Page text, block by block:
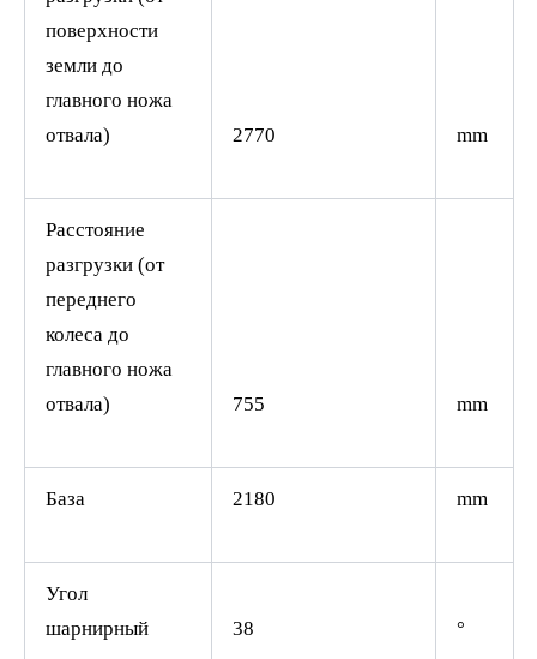
поверхности
земли до
главного ножа
отвала)
2770 mm
Расстояние
разгрузки (от
переднего
колеса до
главного ножа
отвала)
755 mm
База 2180 mm
Угол
шарнирный
38 °